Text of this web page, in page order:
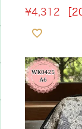
¥4,312 ［